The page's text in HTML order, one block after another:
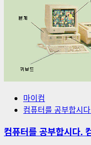
마이컴
컴퓨터를 공부합시
컴퓨터를 공부합시다.